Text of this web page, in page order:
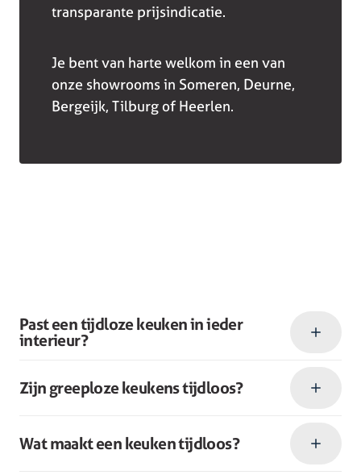
transparante prijsindicatie.
Je bent van harte welkom in een van
onze showrooms in Someren, Deurne,
Bergeijk, Tilburg of Heerlen.
Past een tijdloze keuken in ieder
interieur?
Zijn greeploze keukens tijdloos?
Wat maakt een keuken tijdloos?